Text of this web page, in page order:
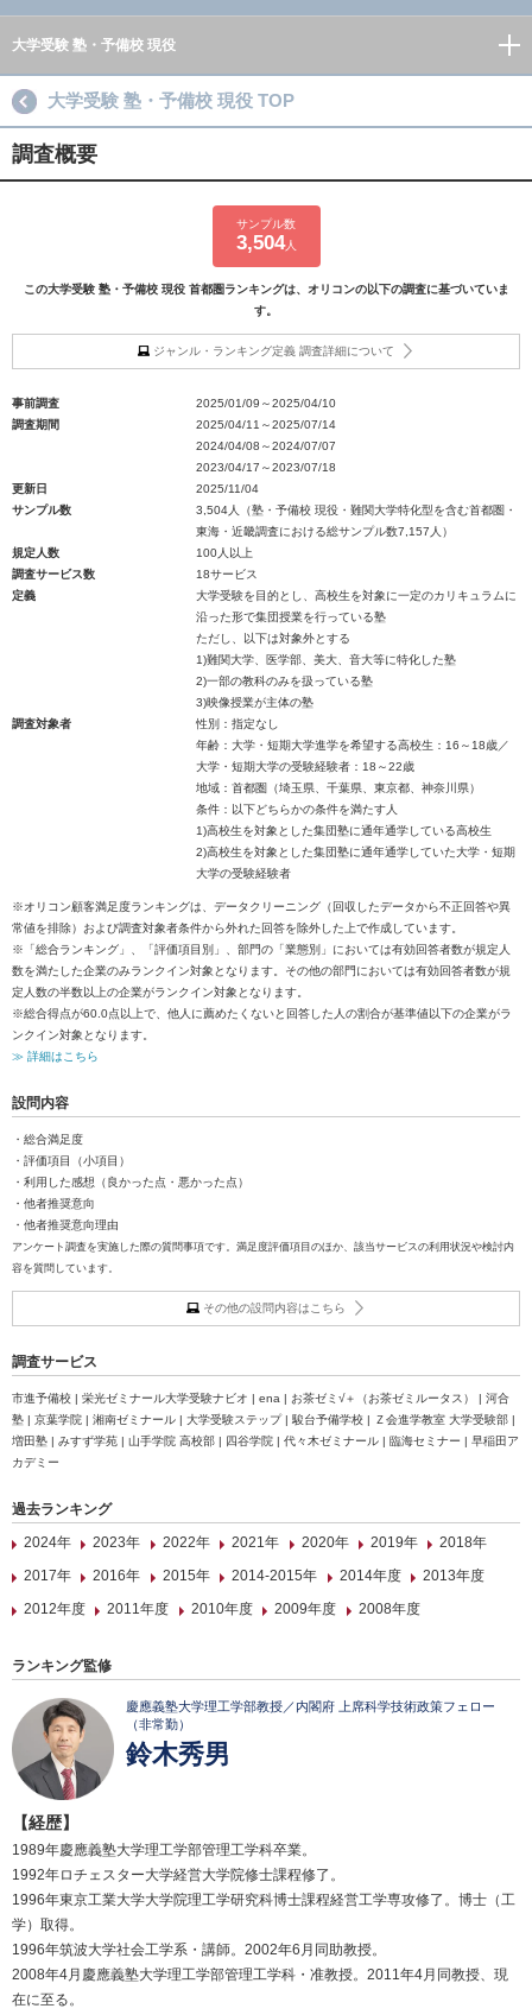
大学受験 塾・予備校 現役
大学受験 塾・予備校 現役 TOP
調査概要
サンプル数
3,504人
この大学受験 塾・予備校 現役 首都圏ランキングは、オリコンの以下の調査に基づいていま
す。
ジャンル・ランキング定義 調査詳細について
事前調査
2025/01/09～2025/04/10
調査期間
2025/04/11～2025/07/14
2024/04/08～2024/07/07
2023/04/17～2023/07/18
更新日
2025/11/04
サンプル数
3,504人（塾・予備校 現役・難関大学特化型を含む首都圏・
東海・近畿調査における総サンプル数7,157人）
規定人数
100人以上
調査サービス数
18サービス
定義
大学受験を目的とし、高校生を対象に一定のカリキュラムに
沿った形で集団授業を行っている塾
ただし、以下は対象外とする
1)難関大学、医学部、美大、音大等に特化した塾
2)一部の教科のみを扱っている塾
3)映像授業が主体の塾
調査対象者
性別：指定なし
年齢：大学・短期大学進学を希望する高校生：16～18歳／
大学・短期大学の受験経験者：18～22歳
地域：首都圏（埼玉県、千葉県、東京都、神奈川県）
条件：以下どちらかの条件を満たす人
1)高校生を対象とした集団塾に通年通学している高校生
2)高校生を対象とした集団塾に通年通学していた大学・短期
大学の受験経験者
※オリコン顧客満足度ランキングは、データクリーニング（回収したデータから不正回答や異
常値を排除）および調査対象者条件から外れた回答を除外した上で作成しています。
※「総合ランキング」、「評価項目別」、部門の「業態別」においては有効回答者数が規定人
数を満たした企業のみランクイン対象となります。その他の部門においては有効回答者数が規
定人数の半数以上の企業がランクイン対象となります。
※総合得点が60.0点以上で、他人に薦めたくないと回答した人の割合が基準値以下の企業がラ
ンクイン対象となります。
≫ 詳細はこちら
設問内容
・総合満足度
・評価項目（小項目）
・利用した感想（良かった点・悪かった点）
・他者推奨意向
・他者推奨意向理由
アンケート調査を実施した際の質問事項です。満足度評価項目のほか、該当サービスの利用状況や検討内
容を質問しています。
その他の設問内容はこちら
調査サービス
市進予備校 | 栄光ゼミナール大学受験ナビオ | ena | お茶ゼミ√＋（お茶ゼミルータス） | 河合
塾 | 京葉学院 | 湘南ゼミナール | 大学受験ステップ | 駿台予備学校 | Ｚ会進学教室 大学受験部 |
増田塾 | みすず学苑 | 山手学院 高校部 | 四谷学院 | 代々木ゼミナール | 臨海セミナー | 早稲田ア
カデミー
過去ランキング
2024年
2023年 2022年 2021年 2020年 2019年
2018年
2017年
2016年 2015年 2014-2015年 2014年度
2013年度
2012年度
2011年度 2010年度 2009年度 2008年度
ランキング監修
慶應義塾大学理工学部教授／内閣府 上席科学技術政策フェロー
（非常勤）
鈴木秀男
【経歴】
1989年慶應義塾大学理工学部管理工学科卒業。
1992年ロチェスター大学経営大学院修士課程修了。
1996年東京工業大学大学院理工学研究科博士課程経営工学専攻修了。博士（工
学）取得。
1996年筑波大学社会工学系・講師。2002年6月同助教授。
2008年4月慶應義塾大学理工学部管理工学科・准教授。2011年4月同教授、現
在に至る。